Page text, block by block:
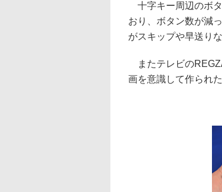
十字キー周辺のボ
おり、ボタン数が減
がスキップや早送り
またテレビの
画を意識して作られ